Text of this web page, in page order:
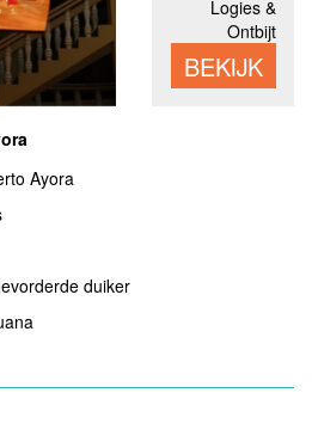
Logies &
Ontbijt
BEKIJK
Ayora
duiker